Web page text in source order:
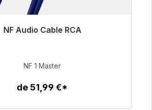
NF Audio Cable RCA
envío inmediato, plazo de entrega
99,00 €
NF 1 Master
de 51,99 €*